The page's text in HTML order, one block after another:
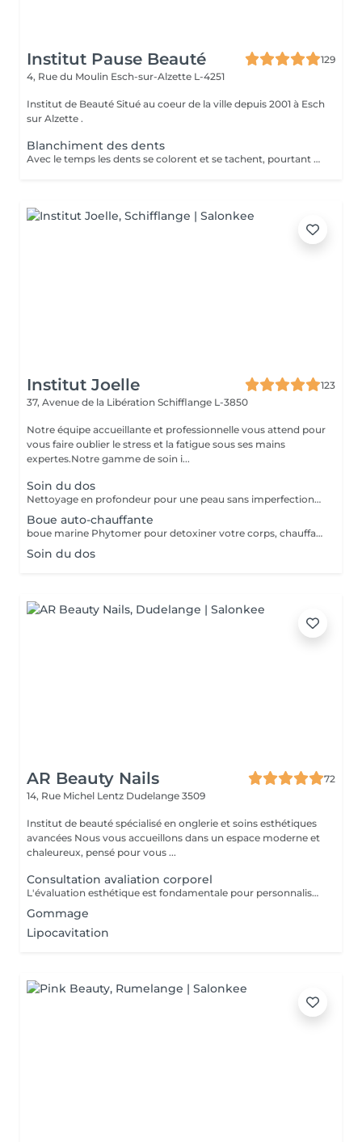
Institut Pause Beauté
129
4, Rue du Moulin Esch-sur-Alzette L-4251
Institut de Beauté Situé au coeur de la ville depuis 2001 à Esch
sur Alzette .
Blanchiment des dents
Avec le temps les dents se colorent et se tachent, pourtant un joli sourire passe par des dents blanches. Parmi les nombreuses techniques existant sur le marché, le blanchiment des dents sans peroxyde vous garantit un résultat efficace et sans aucun danger. La séance de blanchiment, réalisée par un professionnel, dure entre 40 et 45minutes.
Institut Joelle
123
37, Avenue de la Libération Schifflange L-3850
Notre équipe accueillante et professionnelle vous attend pour
vous faire oublier le stress et la fatigue sous ses mains
expertes.Notre gamme de soin i...
Soin du dos
Nettoyage en profondeur pour une peau sans imperfections et plus lisse
Boue auto-chauffante
boue marine Phytomer pour detoxiner votre corps, chauffante pour délasser vos muscles
Soin du dos
AR Beauty Nails
72
14, Rue Michel Lentz Dudelange 3509
Institut de beauté spécialisé en onglerie et soins esthétiques
avancées Nous vous accueillons dans un espace moderne et
chaleureux, pensé pour vous ...
Consultation avaliation corporel
L'évaluation esthétique est fondamentale pour personnaliser les traitements, garantissant des résultats harmonieux et naturels, en accord avec les attentes du patient.
Gommage
Lipocavitation